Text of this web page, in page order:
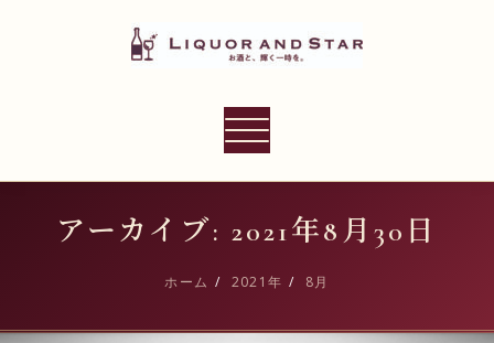
プ
LIQUOR AND STAR
ナ
ョ
アーカイブ: 2021年8月30日
ホーム 2021年 8月